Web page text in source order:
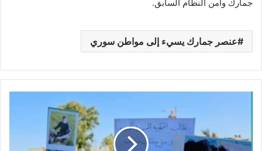
جمارك وأمن النظام السابق.
عنصر جمارك يسيء إلى مواطن سوري
ل